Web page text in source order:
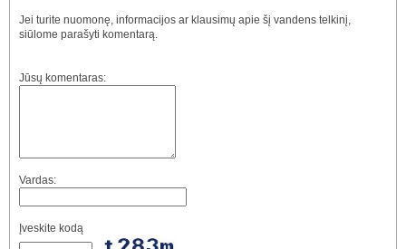
Jei turite nuomonę, informacijos ar klausimų apie šį vandens telkinį,
siūlome parašyti komentarą.
Jūsų komentaras:
Vardas:
Įveskite kodą